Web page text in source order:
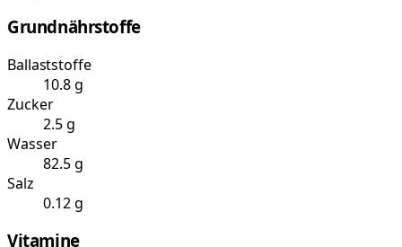
Grundnährstoffe
Ballaststoffe
10.8 g
Zucker
2.5 g
Wasser
82.5 g
Salz
0.12 g
Vitamine